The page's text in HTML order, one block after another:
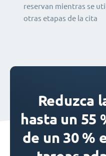
reservan mientras se
otras etapas de la cita
Reduzca
hasta un 55
de un 30 %